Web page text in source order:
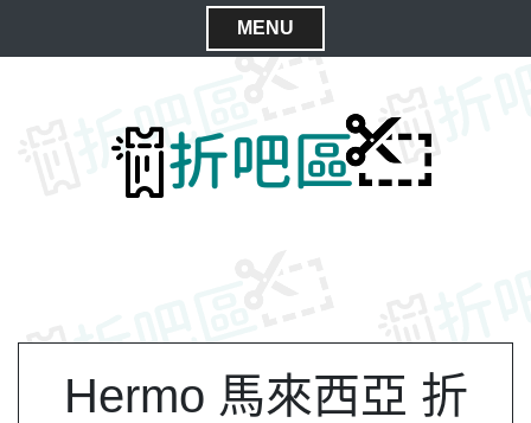
MENU
C
Hermo 馬來西亞 折